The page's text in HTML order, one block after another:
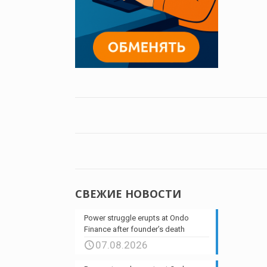
СВЕЖИЕ НОВОСТИ
Power struggle erupts at Ondo
Finance after founder’s death
07.08.2026